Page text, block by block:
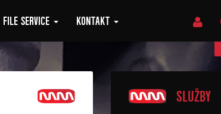
FILE SERVICE KONTAKT
SLUŽBY